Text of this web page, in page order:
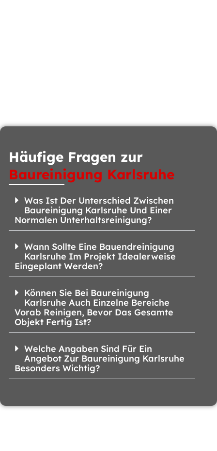
Häufige Fragen zur
Baureinigung Karlsruhe
Was Ist Der Unterschied Zwischen
Baureinigung Karlsruhe Und Einer
Normalen Unterhaltsreinigung?
Wann Sollte Eine Bauendreinigung
Karlsruhe Im Projekt Idealerweise
Eingeplant Werden?
Können Sie Bei Baureinigung
Karlsruhe Auch Einzelne Bereiche
Vorab Reinigen, Bevor Das Gesamte
Objekt Fertig Ist?
Welche Angaben Sind Für Ein
Angebot Zur Baureinigung Karlsruhe
Besonders Wichtig?